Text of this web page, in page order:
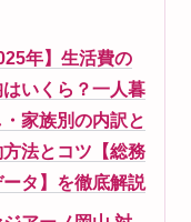
年】生活費の
いくら？一人暮
・家族別の内訳と
法とコツ【総務
タ】を徹底解説